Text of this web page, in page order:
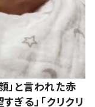
」と言われた赤
る」「クリクリ